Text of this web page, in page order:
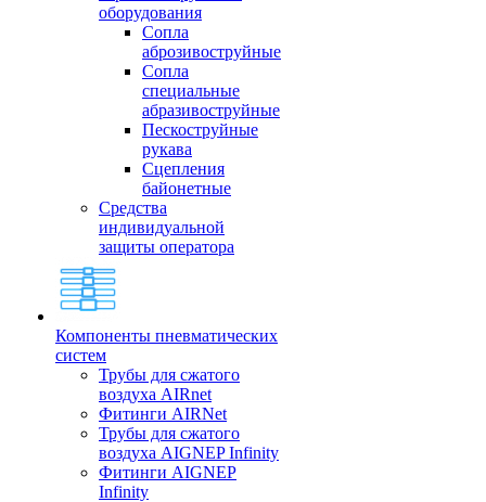
оборудования
Сопла
аброзивоструйные
Сопла
специальные
абразивоструйные
Пескоструйные
рукава
Сцепления
байонетные
Средства
индивидуальной
защиты оператора
Компоненты пневматических
систем
Трубы для сжатого
воздуха AIRnet
Фитинги AIRNet
Трубы для сжатого
воздуха AIGNEP Infinity
Фитинги AIGNEP
Infinity